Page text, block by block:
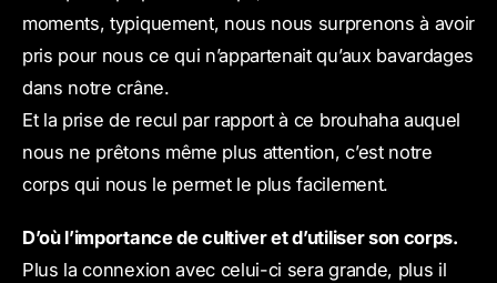
moments, typiquement, nous nous surprenons à avoir
pris pour nous ce qui n’appartenait qu’aux bavardages
dans notre crâne.
Et la prise de recul par rapport à ce brouhaha auquel
nous ne prêtons même plus attention, c’est notre
corps qui nous le permet le plus facilement.
D’où l’importance de cultiver et d’utiliser son corps.
Plus la connexion avec celui-ci sera grande, plus il